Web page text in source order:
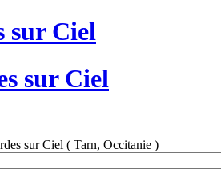
sur Ciel
sur Ciel ( Tarn, Occitanie )